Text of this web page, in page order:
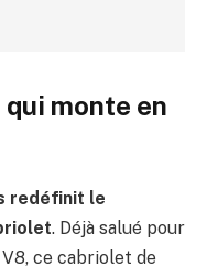
monte en
redéfinit le
. Déjà salué pour
ce cabriolet de